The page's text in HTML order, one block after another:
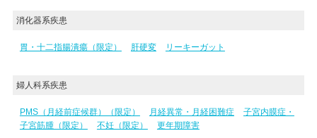
消化器系疾患
胃・十二指腸潰瘍（限定） 肝硬変 リーキーガット
婦人科系疾患
PMS（月経前症候群）（限定） 月経異常・月経困難症
子宮内膜症・
子宮筋腫（限定）
不妊（限定） 更年期障害